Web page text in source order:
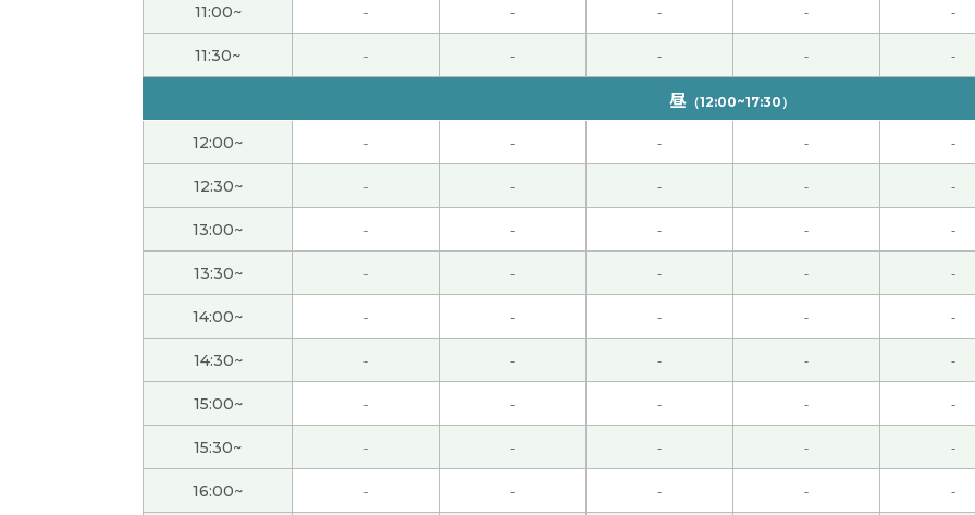
谢谢！！( 女性 )
いつも楽しく話していただきありがとうございます！
我打算一直在家,因为我不喜欢去人太多的地方。( 女性 )
还是你要参加义务活动吗? ( 女性 )
我也这么想。以前我节假日去旅游，太累了。 ( 女性 )
因为黄金周我们学校有课，所以假期很短。我不能回国，很遗憾。( 女性 )
你参加什么样的义务活动? ( 女性 )
我喜欢吃意大利菜，所以今天晚饭吃了萨莉亚的外卖。
11:00~ - - - - -
11:30~ - - - - -
昼（12:00~17:30）
12:00~ - - - - -
12:30~ - - - - -
13:00~ - - - - -
13:30~ - - - - -
14:00~ - - - - -
14:30~ - - - - -
15:00~ - - - - -
15:30~ - - - - -
16:00~ - - - - -